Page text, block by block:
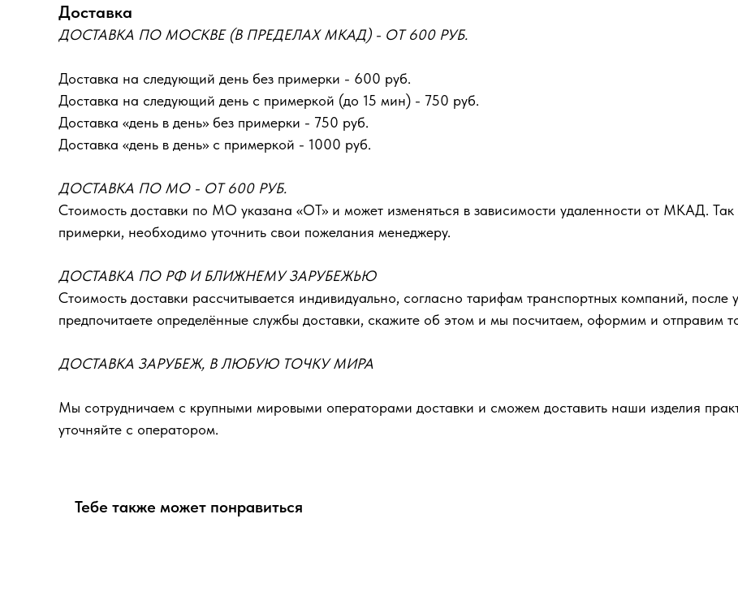
Доставка
ДОСТАВКА ПО МОСКВЕ (В ПРЕДЕЛАХ МКАД) - ОТ 600 РУБ.
Доставка на следующий день без примерки - 600 руб.
Доставка на следующий день с примеркой (до 15 мин) - 750 руб.
Доставка «день в день» без примерки - 750 руб.
Доставка «день в день» с примеркой - 1000 руб.
ДОСТАВКА ПО МО - ОТ 600 РУБ.
Стоимость доставки по МО указана «ОТ»‎ и может изменяться в зависимости удаленности от МКАД.
примерки, необходимо уточнить свои пожелания менеджеру.
ДОСТАВКА ПО РФ И БЛИЖНЕМУ ЗАРУБЕЖЬЮ
Стоимость доставки рассчитывается индивидуально, согласно тарифам транспортных компаний, после
предпочитаете определённые службы доставки, скажите об этом и мы посчитаем, оформим и отправим
ДОСТАВКА ЗАРУБЕЖ, В ЛЮБУЮ ТОЧКУ МИРА
Мы сотрудничаем с крупными мировыми операторами доставки и сможем доставить наши изделия
уточняйте с оператором.
Тебе также может понравиться